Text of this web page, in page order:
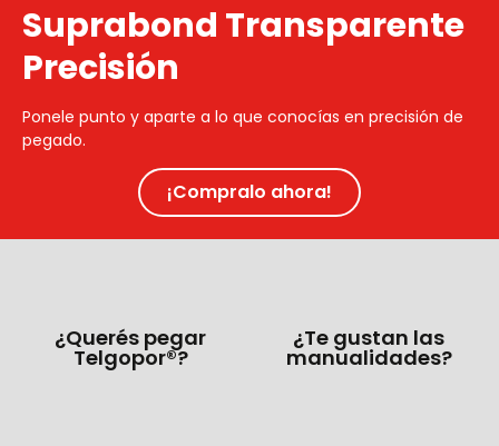
Suprabond Transparente
Precisión
Ponele punto y aparte a lo que conocías en precisión de
pegado.
¡Compralo ahora!
¿Querés pegar
Telgopor®?
¿Te gustan las
manualidades?